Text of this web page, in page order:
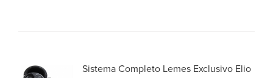
Sistema Completo Lemes Exclusivo Elio